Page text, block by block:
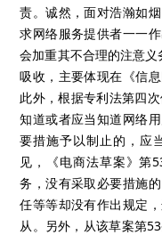
责。诚然，面对浩瀚如
求网络服务提供者一一
会加重其不合理的注意义
吸收，主要体现在《信
此外，根据专利法第四
知道或者应当知道网络
要措施予以制止的，应
见，《电商法草案》第
务，没有采取必要措施
任等等却没有作出规定
从。另外，从该草案第